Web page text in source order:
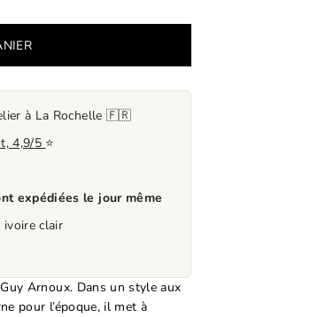
à La Rochelle 🇫🇷
4,9/5 ⭐
expédiées le jour même
ivoire clair
Arnoux. Dans un style aux
pour l’époque, il met à